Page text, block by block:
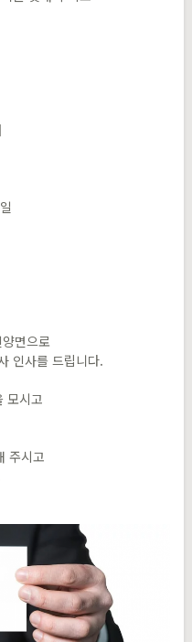
면으로
인사를 드립니다.
모시고
주시고